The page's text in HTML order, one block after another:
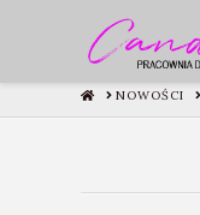
HOMENOWOŚCI